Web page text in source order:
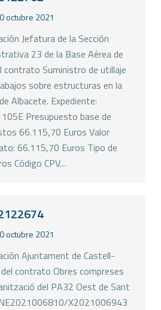
octubre 2021
Jefatura de la Sección
23 de la Base Aérea de
contrato Suministro de utillaje
sobre estructuras en la
Albacete. Expediente:
Presupuesto base de
66.115,70 Euros Valor
66.115,70 Euros Tipo de
Código CPV…
octubre 2021
Ajuntament de Castell-
contrato Obres compreses
del PA32 Oest de Sant
X2021006943